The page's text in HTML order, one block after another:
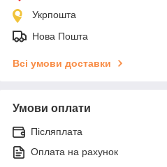
Укрпошта
Нова Пошта
Всі умови доставки
Умови оплати
Післяплата
Оплата на рахунок